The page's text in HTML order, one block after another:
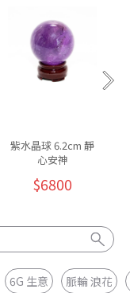
紫水晶球 6.2cm 靜
心安神
$6800
6G 生意 脈輪 浪花